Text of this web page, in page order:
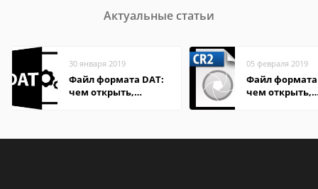
Актуальные статьи
30 января 2019
Файл формата DAT:
чем открыть,
05 февраля 2019
Файл формата
чем открыть,